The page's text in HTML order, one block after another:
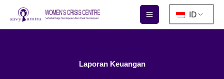
Lewati
konten
ID
Laporan Keuangan